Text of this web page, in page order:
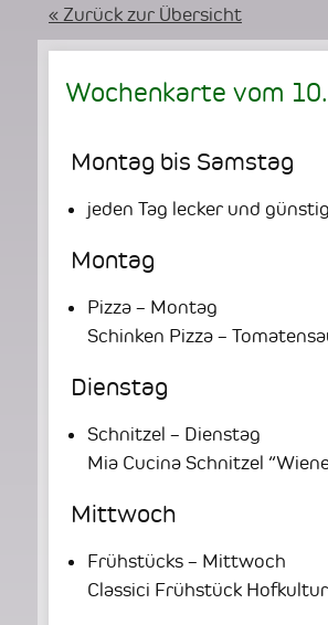
« Zurück zur Übersicht
Wochenkarte vom
Montag bis Samstag
jeden Tag lecker und günstig
Montag
Pizza – Montag
Schinken Pizza –
Dienstag
Schnitzel – Dienstag
Mia Cucina Schnitzel
Mittwoch
Frühstücks – Mittwoch
Classici Frühstück Hofkultur